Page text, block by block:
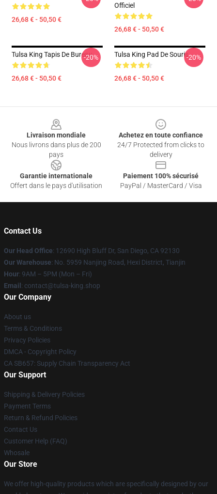
26,68 € - 50,50 €
Officiel
26,68 € - 50,50 €
Tulsa King Tapis De Bureau
26,68 € - 50,50 €
-20% Tulsa King Pad De Souris
26,68 € - 50,50 €
-20%
Livraison mondiale
Nous livrons dans plus de 200
pays
Achetez en toute confiance
24/7 Protected from clicks to
delivery
Garantie internationale
Offert dans le pays d'utilisation
Paiement 100% sécurisé
PayPal / MasterCard / Visa
Contact Us
Our Head Office: 12690 High Bluff Dr, San Diego, CA 92130
Our Warehouse: No. 5959 Nanjing Road, Hexi District, Tianjin
Hour: 9AM – 5PM (Mon – Fri)
Email : contact@tulsa-king.shop
Our Company
About us
Terms & Conditions
Privacy Policies
DMCA - Copyright Policy
CA SB657: Supply Chain Transparency Act
Our Support
Shipping & Delivery Policies
Payment Terms
Return & Refund Policies
Contact Us
Customer Help (FAQ)
Whosale
Our Store
We offer high-quality products which are specifically designed by our